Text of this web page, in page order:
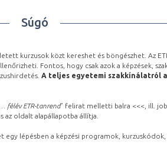
Súgó
kurzusok közt kereshet és böngészhet. Az
Fontos, hogy csak azok a képzések,
A teljes egyetemi szakkínálatról a
… félév ETR-tanrend” felirat melletti balra <<<, ill.
oldalt alapállapotba állítja.
egy lépésben a képzési programok,